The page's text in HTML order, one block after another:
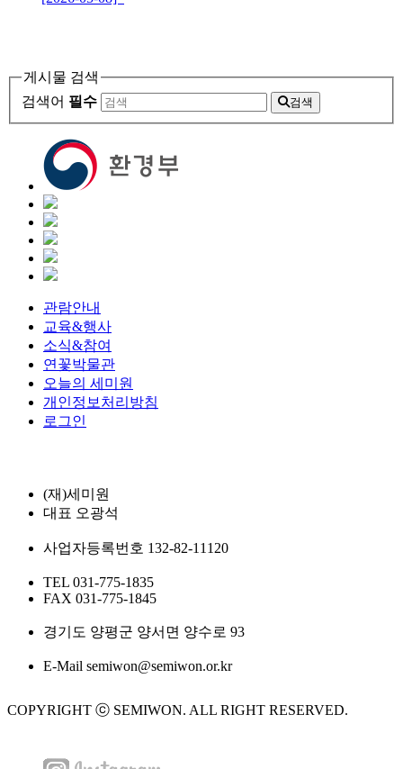
게시물 검색
검색어 필수 검색
관람안내
교육&행사
소식&참여
연꽃박물관
오늘의 세미원
개인정보처리방침
로그인
(재)세미원
대표 오광석
사업자등록번호 132-82-11120
TEL 031-775-1835
FAX 031-775-1845
경기도 양평군 양서면 양수로 93
E-Mail semiwon@semiwon.or.kr
COPYRIGHT ⓒ SEMIWON. ALL RIGHT RESERVED.